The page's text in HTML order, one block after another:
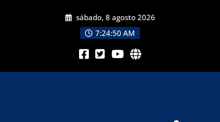
sábado, 8 agosto 2026
7:24:51 AM